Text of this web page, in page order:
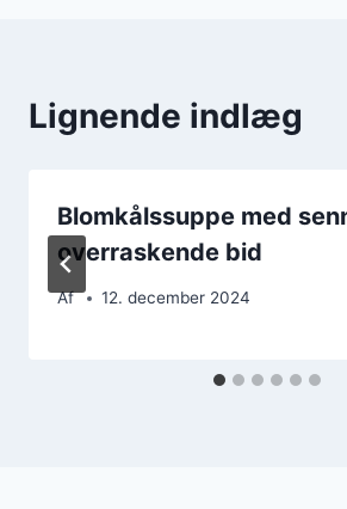
Lignende indlæg
Blomkålssuppe med
overraskende bid
Af 12. december 2024